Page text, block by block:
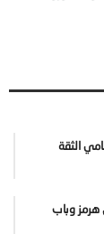
الثقة
هرمز وباب